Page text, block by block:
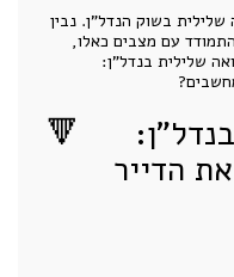
בשוק הנדל"ן. נבין
עם מצבים כאלו,
שלילית בנדל"ן:
🔻
הדייר